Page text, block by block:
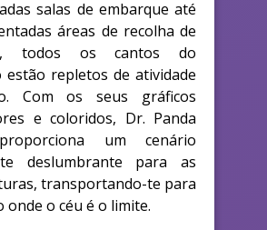
salas de embarque até
áreas de recolha de
todos os cantos do
repletos de atividade
Com os seus gráficos
e coloridos, Dr. Panda
um cenário
deslumbrante para as
transportando-te para
onde o céu é o limite.